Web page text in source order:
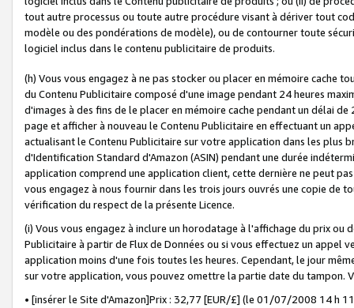
tout autre processus ou toute autre procédure visant à dériver tout
modèle ou des pondérations de modèle), ou de contourner toute
logiciel inclus dans le contenu publicitaire de produits.
(h) Vous vous engagez à ne pas stocker ou placer en mémoire cache
du Contenu Publicitaire composé d'une image pendant 24 heures
d'images à des fins de le placer en mémoire cache pendant un délai
page et afficher à nouveau le Contenu Publicitaire en effectuant un
actualisant le Contenu Publicitaire sur votre application dans les plus
d'Identification Standard d'Amazon (ASIN) pendant une durée
application comprend une application client, cette dernière ne peut
vous engagez à nous fournir dans les trois jours ouvrés une copie de
vérification du respect de la présente Licence.
(i) Vous vous engagez à inclure un horodatage à l'affichage du prix
Publicitaire à partir de Flux de Données ou si vous effectuez un appel
application moins d'une fois toutes les heures. Cependant, le jour
sur votre application, vous pouvez omettre la partie date du tampon.
• [insérer le Site d'Amazon]Prix : 32,77 [EUR/£] (le 01/07/2008 14 h